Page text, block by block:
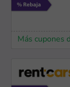
Más cupones